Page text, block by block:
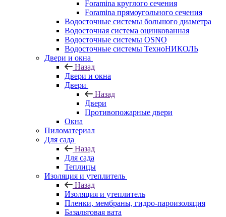
Foramina круглого сечения
Foramina прямоугольного сечения
Водосточные системы большого диаметра
Водосточная система оцинкованная
Водосточные системы OSNO
Водосточные системы ТехноНИКОЛЬ
Двери и окна
Назад
Двери и окна
Двери
Назад
Двери
Противопожарные двери
Окна
Пиломатериал
Для сада
Назад
Для сада
Теплицы
Изоляция и утеплитель
Назад
Изоляция и утеплитель
Пленки, мембраны, гидро-пароизоляция
Базальтовая вата